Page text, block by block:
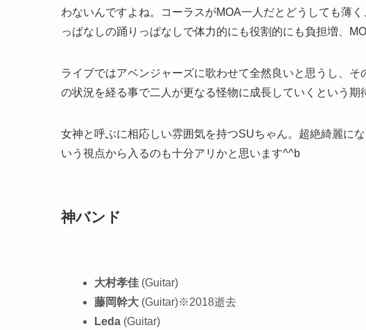
わないんですよね。コーラスがMOA一人だとどうしても薄
っぱなしの踊りっぱなしで体力的にも役割的にも負担増、
ライブではアベンジャーズに歌わせて全然良いと思うし、
の状況を経る事で二人が更なる怪物に成長していくという期
女神と呼ぶに相応しい雰囲気を持つSUちゃん。超絶綺麗に
いう視点から入るのも十分アリかと思います^^b
神バンド
大村孝佳 (Guitar)
藤岡幹大 (Guitar)※2018逝去
Leda (Guitar)